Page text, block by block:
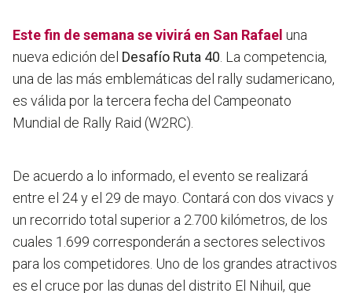
Este fin de semana se vivirá en San Rafael una
nueva edición del Desafío Ruta 40 . La competencia,
una de las más emblemáticas del rally sudamericano,
es válida por la tercera fecha del Campeonato
Mundial de Rally Raid (W2RC).
De acuerdo a lo informado, el evento se realizará
entre el 24 y el 29 de mayo. Contará con dos vivacs y
un recorrido total superior a 2.700 kilómetros, de los
cuales 1.699 corresponderán a sectores selectivos
para los competidores. Uno de los grandes atractivos
es el cruce por las dunas del distrito El Nihuil, que